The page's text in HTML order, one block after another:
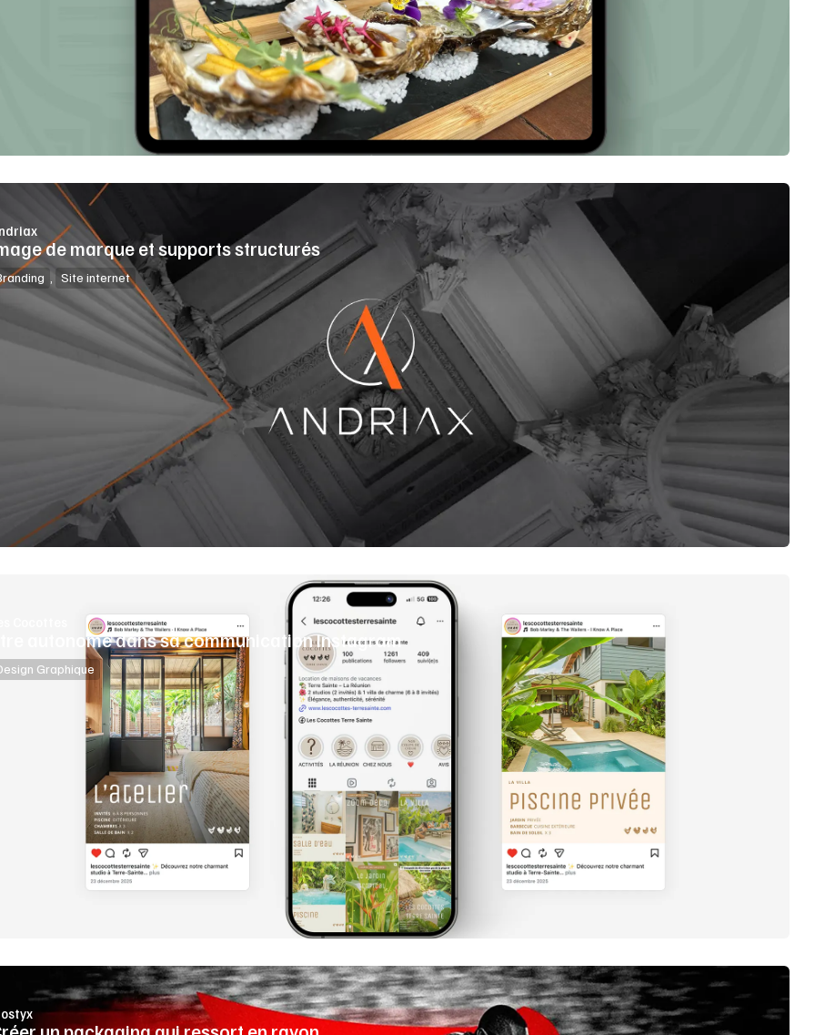
de marque et supports structurés
Site internet
autonome dans sa communication Instagram
Graphique